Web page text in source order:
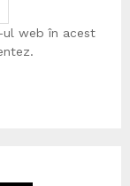
ul web în acest